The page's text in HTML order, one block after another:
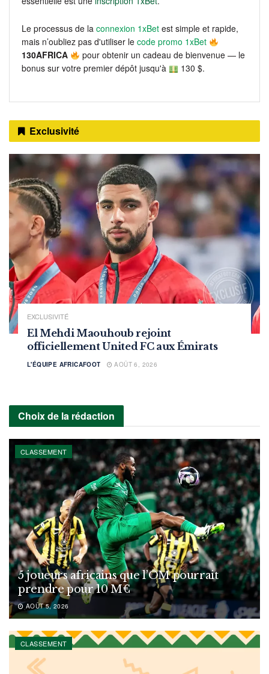
Le processus de la connexion 1xBet est simple et rapide,
mais n’oubliez pas d'utiliser le code promo 1xBet
130AFRICA
pour obtenir un cadeau de bienvenue — le
bonus sur votre premier dépôt jusqu'à
130 $.
Exclusivité
EXCLUSIVITÉ
El Mehdi Maouhoub rejoint
officiellement United FC aux Émirats
L'ÉQUIPE AFRICAFOOT AOÛT 6, 2026
Choix de la rédaction
CLASSEMENT
5 joueurs africains que l’OM pourrait
prendre pour 10 M€
AOÛT 5, 2026
CLASSEMENT